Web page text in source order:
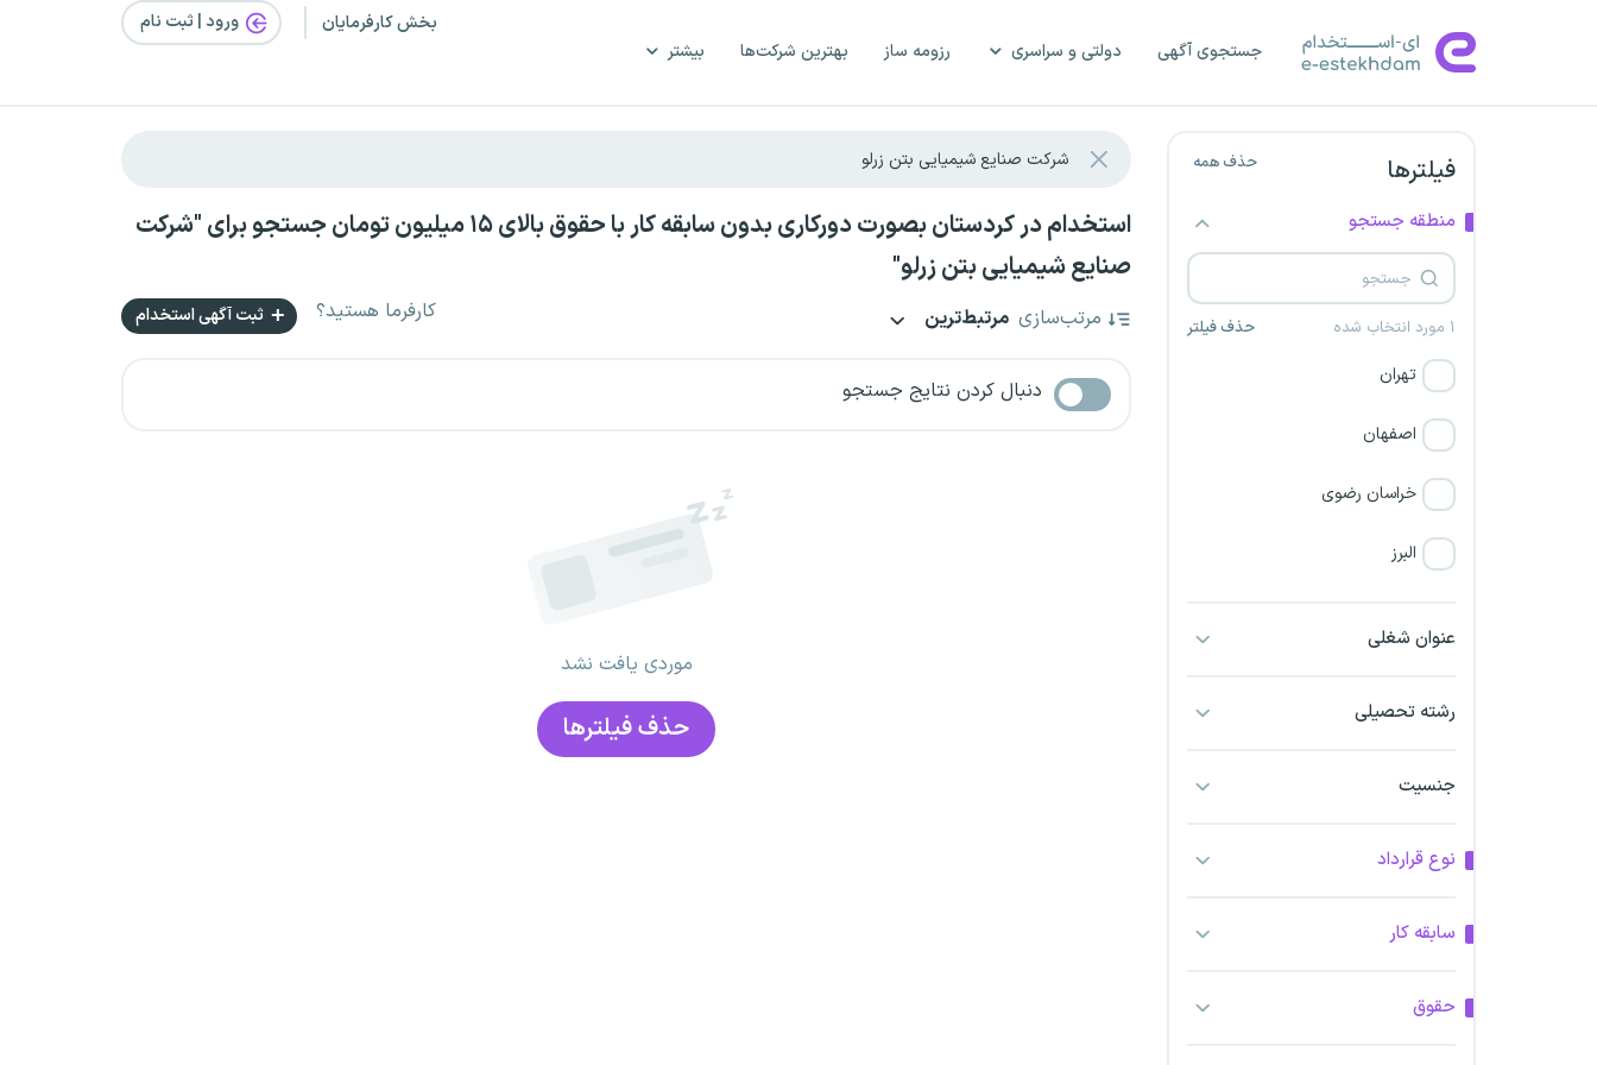
جستجوی آگهی دولتی و سراسری رزومه ساز بهترین شرکت‌ها بیشتر
بخش کارفرمایان ورود | ثبت‌ نام
فیلترها حذف همه
منطقه جستجو
۱ مورد انتخاب شده حذف فیلتر
تهران
اصفهان
خراسان رضوی
البرز
اراک
اردبیل
عنوان شغلی
رشته تحصیلی
جنسیت
نوع قرارداد
سابقه کار
حقوق
استخدام در کردستان بصورت دورکاری بدون سابقه کار با حقوق بالای ۱۵ میلیون تومان جستجو برای "شرکت
صنایع شیمیایی بتن زرلو"
مرتب‌سازی مرتبط‌ترین کارفرما هستید؟ ثبت آگهی استخدام
دنبال کردن نتایج جستجو
موردی یافت نشد
حذف فیلتر‌ها